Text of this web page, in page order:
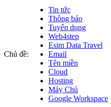
Chủ đề:
Tin tức
Thông báo
Tuyển dụng
Web4step
Esim Data Travel
Email
Tên miền
Cloud
Hosting
Máy Chủ
Google Workspace